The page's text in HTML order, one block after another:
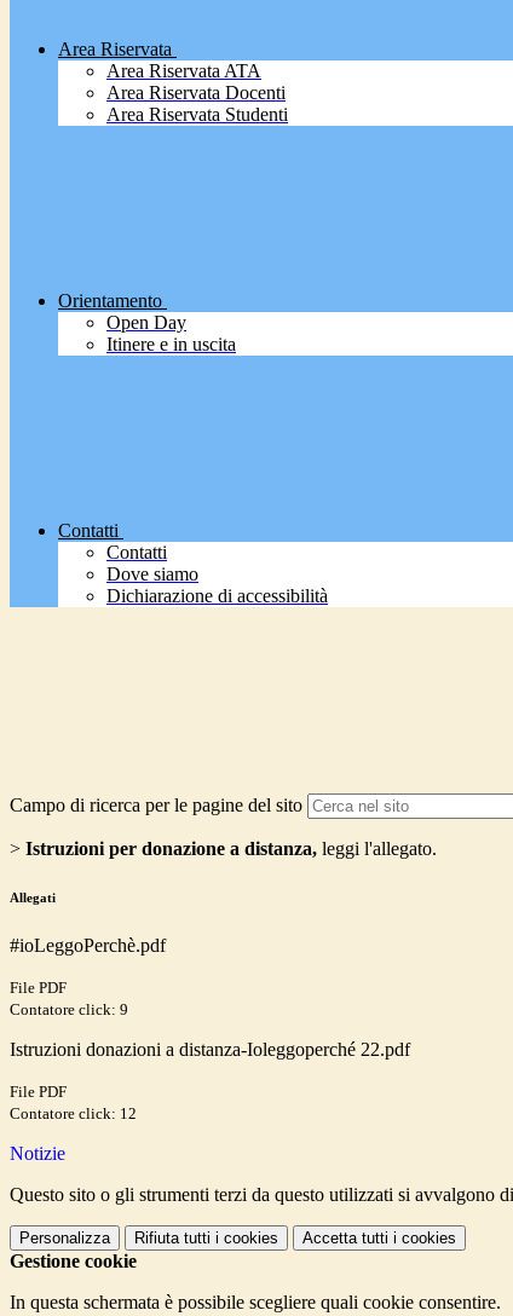
Area Riservata
Area Riservata ATA
Area Riservata Docenti
Area Riservata Studenti
Orientamento
Open Day
Itinere e in uscita
Contatti
Contatti
Dove siamo
Dichiarazione di accessibilità
Campo di ricerca per le pagine del sito
> Istruzioni per donazione a distanza, leggi l'allegato.
Allegati
#ioLeggoPerchè.pdf
File PDF
Contatore click: 9
Istruzioni donazioni a distanza-Ioleggoperché 22.pdf
File PDF
Contatore click: 12
Notizie
Questo sito o gli strumenti terzi da questo utilizzati si avvalgono
Personalizza Rifiuta tutti i cookies Accetta tutti i cookies
Gestione cookie
In questa schermata è possibile scegliere quali cookie consentire.